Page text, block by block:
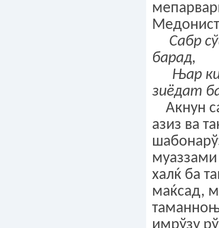
Сабр
барад,
Њар ки
зиёдат
Акнун
азиз ва
халќ ба
маќсад,